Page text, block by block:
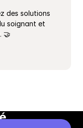
des solutions
soignant et
🤝